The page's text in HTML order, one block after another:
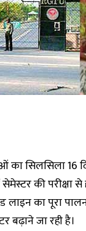
का सिलसिला
की परीक्षा से
लाइन का पूरा
बढ़ाने जा रही है।